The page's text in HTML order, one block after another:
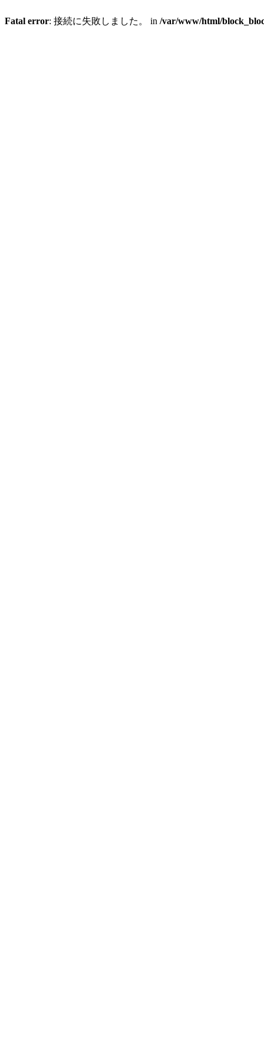
Fatal error: 接続に失敗しました。 in /var/www/html/